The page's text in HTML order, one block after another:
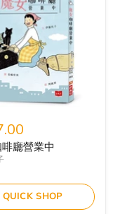
廳營業中
QUICK SHOP